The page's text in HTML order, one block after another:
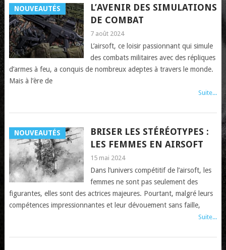
NOUVEAUTÉS
L’AVENIR DES SIMULATIONS
DE COMBAT
7 août 2024
L’airsoft, ce loisir passionnant qui simule
des combats militaires avec des répliques
d’armes à feu, a conquis de nombreux adeptes à travers le monde.
Mais à l’ère de
Suite...
NOUVEAUTÉS
BRISER LES STÉRÉOTYPES :
LES FEMMES EN AIRSOFT
15 mai 2024
Dans l’univers compétitif de l’airsoft, les
femmes ne sont pas seulement des
figurantes, elles sont des actrices majeures. Pourtant, malgré leurs
compétences impressionnantes et leur dévouement sans faille,
Suite...